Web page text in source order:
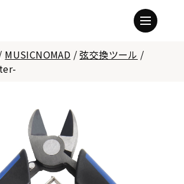
MUSICNOMAD /弦交換ツール /